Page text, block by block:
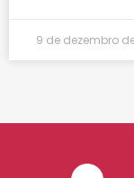
9 de dezembro